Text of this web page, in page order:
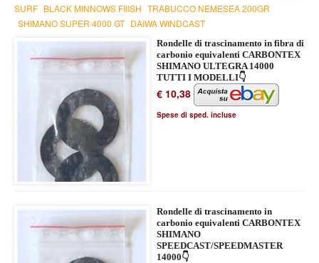
SURF BLACK MINNOWS FIIISH TRABUCCO NEMESEA 200GR
SHIMANO SUPER 4000 GT DAIWA WINDCAST
Rondelle di trascinamento in fibra di
carbonio equivalenti CARBONTEX
SHIMANO ULTEGRA 14000
TUTTI I MODELLI👇
€ 10,38
Spese di sped. incluse
Rondelle di trascinamento in
carbonio equivalenti CARBONTEX
SHIMANO
SPEEDCAST/SPEEDMASTER
14000👇